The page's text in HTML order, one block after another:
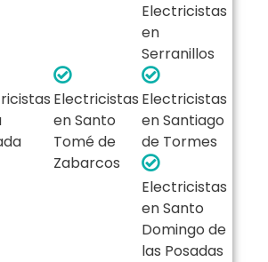
Electricistas
en
Serranillos
Electricistas
en Santo
Tomé de
Zabarcos
Electricistas
en Santiago
de Tormes
Electricistas
en Santo
Domingo de
las Posadas